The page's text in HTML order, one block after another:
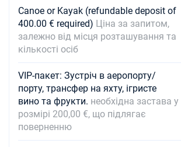
Canoe or Kayak (refundable deposit of
400.00 € required) Ціна за запитом,
залежно від місця розташування та
кількості осіб
VIP-пакет: Зустріч в аеропорту/
порту, трансфер на яхту, ігристе
вино та фрукти. необхідна застава у
розмірі 200,00 €, що підлягає
поверненню